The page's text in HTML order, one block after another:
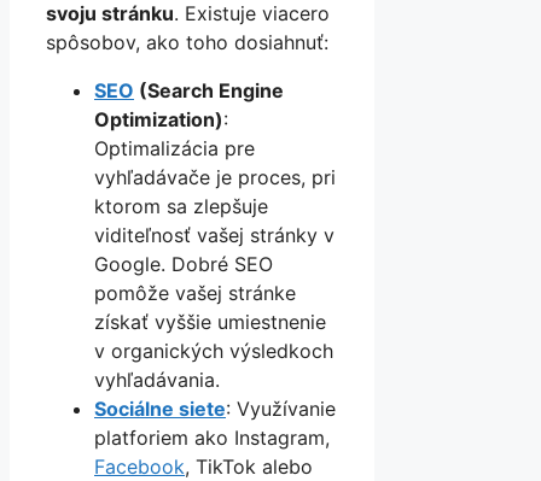
svoju stránku. Existuje viacero
spôsobov, ako toho dosiahnuť:
SEO (Search Engine
Optimization):
Optimalizácia pre
vyhľadávače je proces, pri
ktorom sa zlepšuje
viditeľnosť vašej stránky v
Google. Dobré SEO
pomôže vašej stránke
získať vyššie umiestnenie
v organických výsledkoch
vyhľadávania.
Sociálne siete: Využívanie
platforiem ako Instagram,
Facebook, TikTok alebo